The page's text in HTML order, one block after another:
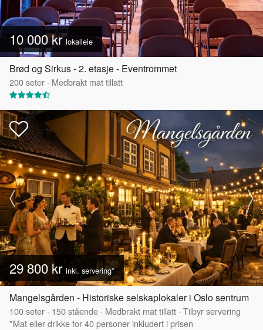
10 000 krlokalleie
Brød og Sirkus - 2. etasje - Eventrommet
200seter · Medbrakt mat tillatt
29 800 kr inkl. servering*
Mangelsgården - Historiske selskaplokaler i Oslo sentrum
100seter · 150stående · Medbrakt mat tillatt · Tilbyr servering
*Mat eller drikke for 40 personer inkludert i prisen